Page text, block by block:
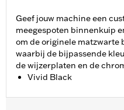
Geef jouw machine een
meegespoten binnenkuip
om de originele matzwarte
waarbij de bijpassende
de wijzerplaten en de
Vivid Black